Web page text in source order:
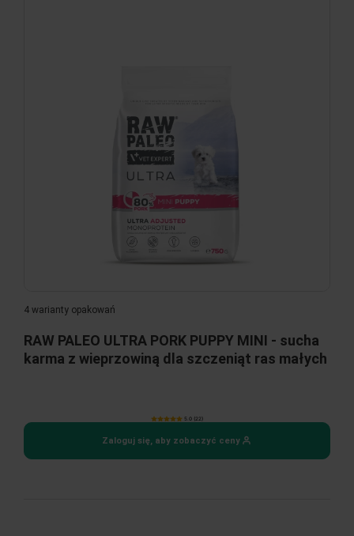
4 warianty opakowań
RAW PALEO ULTRA PORK PUPPY MINI - sucha
karma z wieprzowiną dla szczeniąt ras małych
5.0 (22)
Zaloguj się, aby zobaczyć ceny